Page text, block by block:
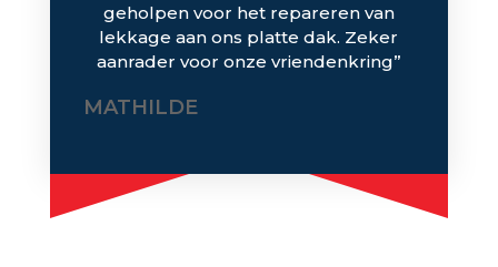
geholpen voor het repareren van
lekkage aan ons platte dak. Zeker
aanrader voor onze vriendenkring”
MATHILDE